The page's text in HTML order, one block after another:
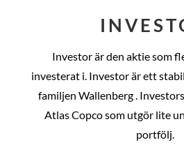
Investor är den aktie som
investerat i. Investor är ett
familjen Wallenberg .
Atlas Copco som utgör lite
portfölj.